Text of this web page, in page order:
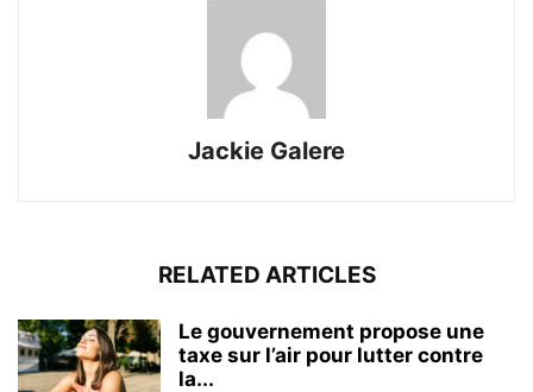
Jackie Galere
RELATED ARTICLES
Le gouvernement propose une
taxe sur l’air pour lutter contre
la...